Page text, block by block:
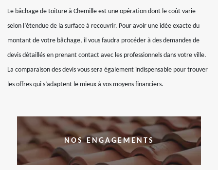
Le bâchage de toiture à Chemille est une opération dont le coût varie
selon l’étendue de la surface à recouvrir. Pour avoir une idée exacte du
montant de votre bâchage, il vous faudra procéder à des demandes de
devis détaillés en prenant contact avec les professionnels dans votre ville.
La comparaison des devis vous sera également indispensable pour trouver
les offres qui s’adaptent le mieux à vos moyens financiers.
NOS ENGAGEMENTS